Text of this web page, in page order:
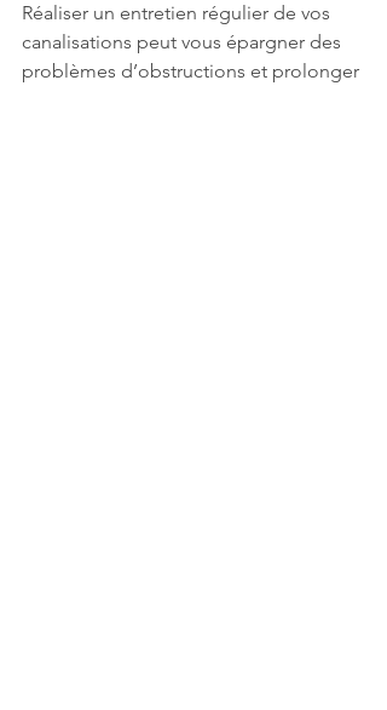
Réaliser un entretien régulier de vos
canalisations peut vous épargner des
problèmes d’obstructions et prolonger